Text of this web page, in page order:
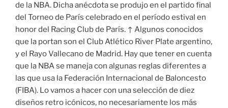
de la NBA. Dicha anécdota se produjo en el partido final
del Torneo de París celebrado en el período estival en
honor del Racing Club de París. ↑ Algunos conocidos
que la portan son el Club Atlético River Plate argentino,
y el Rayo Vallecano de Madrid. Hay que tener en cuenta
que la NBA se maneja con algunas reglas diferentes a
las que usa la Federación Internacional de Baloncesto
(FIBA). Lo vamos a hacer con una selección de diez
diseños retro icónicos, no necesariamente los más